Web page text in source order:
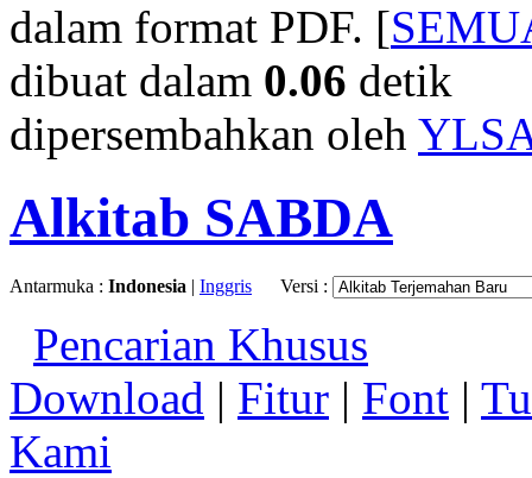
dalam format PDF. [
dibuat dalam 0.06 detik
dipersembahkan oleh
Alkitab SABDA
Antarmuka : Indonesia | Inggris Versi :
Pencarian Khusus
Download | Fitur | Font |
Kami